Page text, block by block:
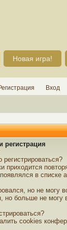
Новая игра!
Вход
регистрация
приходится
в списке
но не могу
но больше не могу
cookies